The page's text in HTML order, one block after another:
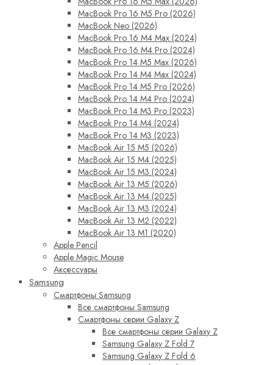
MacBook Pro 16 M5 Pro (2026)
MacBook Neo (2026)
MacBook Pro 16 M4 Max (2024)
MacBook Pro 16 M4 Pro (2024)
MacBook Pro 14 M5 Max (2026)
MacBook Pro 14 M4 Max (2024)
MacBook Pro 14 M5 Pro (2026)
MacBook Pro 14 M4 Pro (2024)
MacBook Pro 14 M3 Pro (2023)
MacBook Pro 14 M4 (2024)
MacBook Pro 14 M3 (2023)
MacBook Air 15 M5 (2026)
MacBook Air 15 M4 (2025)
MacBook Air 15 M3 (2024)
MacBook Air 13 M5 (2026)
MacBook Air 13 M4 (2025)
MacBook Air 13 M3 (2024)
MacBook Air 13 M2 (2022)
MacBook Air 13 M1 (2020)
Apple Pencil
Apple Magic Mouse
Аксессуары
Samsung
Смартфоны Samsung
Все смартфоны Samsung
Смартфоны серии Galaxy Z
Все смартфоны серии Galaxy Z
Samsung Galaxy Z Fold 7
Samsung Galaxy Z Fold 6